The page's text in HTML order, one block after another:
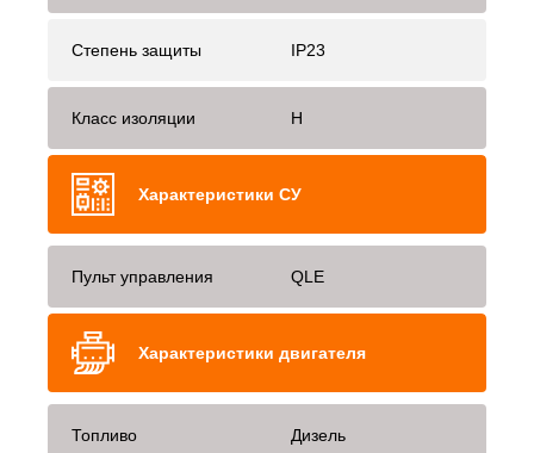
Степень защиты IP23
Класс изоляции H
Характеристики СУ
Пульт управления QLE
Характеристики двигателя
Топливо Дизель